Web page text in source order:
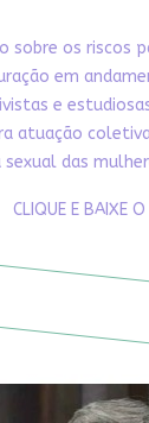
os riscos
em
e
atuação
das
CLIQUE E BAIXE